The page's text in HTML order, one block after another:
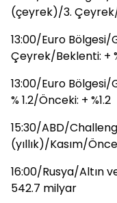
(çeyrek)/3. Çeyrek/
13:00/Euro Bölgesi/
Çeyrek/Beklenti: +
13:00/Euro Bölgesi/
% 1.2/Önceki: + %1.2
15:30/ABD/
(yıllık)/Kasım/
16:00/Rusya/Altın
542.7 milyar